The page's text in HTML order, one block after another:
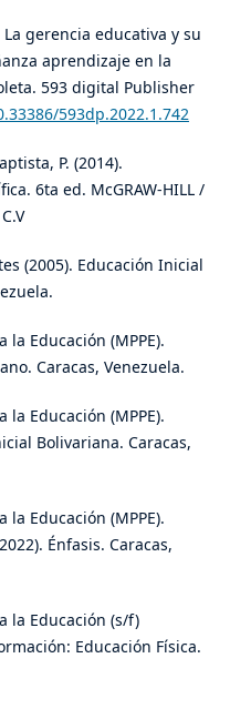
La gerencia educativa y su
aprendizaje en la
593 digital Publisher
593dp.2022.1.742
P. (2014).
6ta ed. McGRAW-HILL /
(2005). Educación Inicial
Educación (MPPE).
Caracas, Venezuela.
Educación (MPPE).
Bolivariana. Caracas,
Educación (MPPE).
Énfasis. Caracas,
la Educación (s/f)
Educación Física.